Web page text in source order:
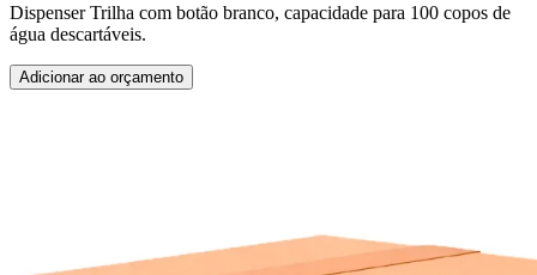
Dispenser Trilha com botão branco, capacidade para 100 copos de
água descartáveis.
Adicionar ao orçamento